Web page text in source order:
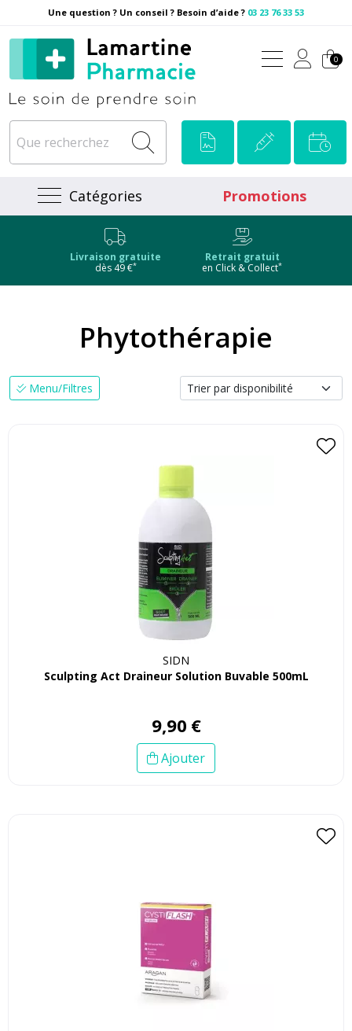
Une question ? Un conseil ? Besoin d’aide ? 03 23 76 33 53
Pharmacie Lamartine
0
Catégories Promotions
Livraison gratuite
dès 49 €*
Retrait gratuit
en Click & Collect*
Phytothérapie
Menu/Filtres
SIDN
Sculpting Act Draineur Solution Buvable 500mL
9,90 €
Ajouter